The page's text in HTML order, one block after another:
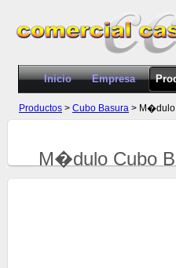
Inicio Empresa
Productos > Cubo Basura > M�dulo
M�dulo Cubo